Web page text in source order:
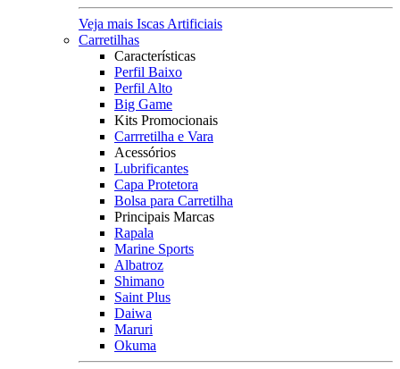
Veja mais Iscas Artificiais
Carretilhas
Características
Perfil Baixo
Perfil Alto
Big Game
Kits Promocionais
Carrretilha e Vara
Acessórios
Lubrificantes
Capa Protetora
Bolsa para Carretilha
Principais Marcas
Rapala
Marine Sports
Albatroz
Shimano
Saint Plus
Daiwa
Maruri
Okuma